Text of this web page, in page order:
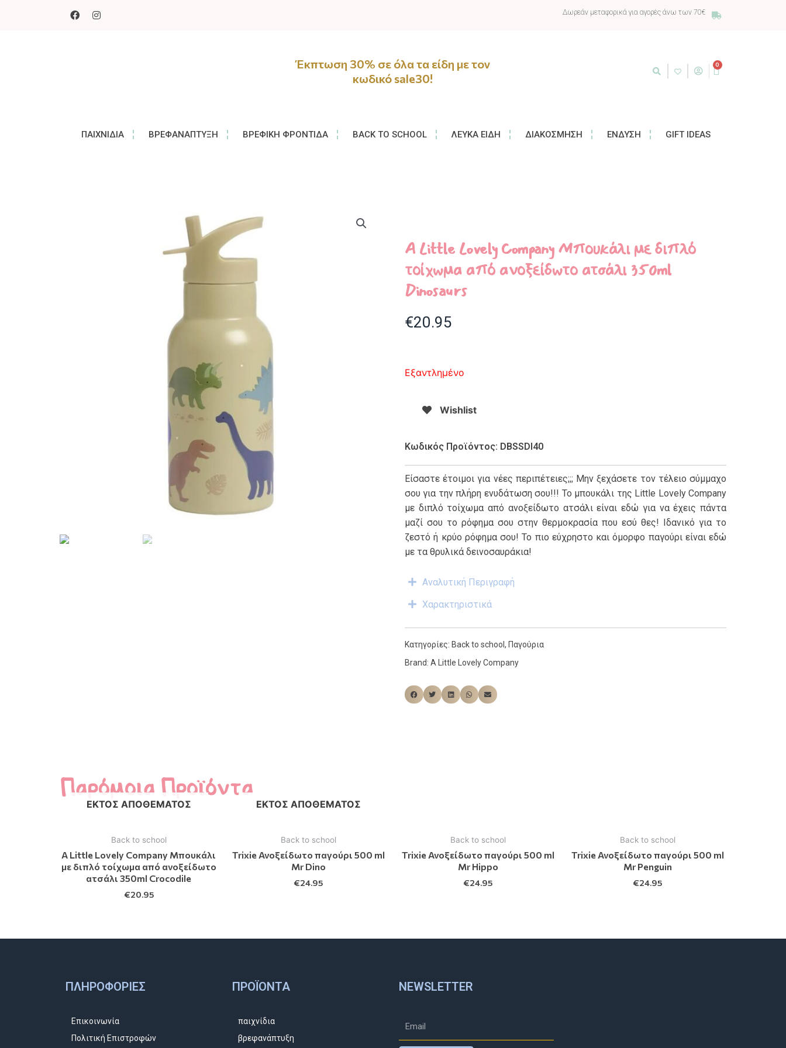
Δωρεάν μεταφορικά για αγορές άνω των 70€
Έκπτωση 30% σε όλα τα είδη με τον
κωδικό sale30!
0
ΠΑΙΧΝΊΔΙΑ ΒΡΕΦΑΝΆΠΤΥΞΗ ΒΡΕΦΙΚΉ ΦΡΟΝΤΊΔΑ BACK TO SCHOOL ΛΕΥΚΆ ΕΊΔΗ ΔΙΑΚΌΣΜΗΣΗ ΈΝΔΥΣΗ GIFT IDEAS
A Little Lovely Company Μπουκάλι με διπλό
τοίχωμα από ανοξείδωτο ατσάλι 350ml
Dinosaurs
€20.95
Εξαντλημένο
Wishlist
Κωδικός Προϊόντος: DBSSDI40
Είσαστε έτοιμοι για νέες περιπέτειες;;; Μην ξεχάσετε τον τέλειο σύμμαχο
σου για την πλήρη ενυδάτωση σου!!! Το μπουκάλι της Little Lovely Company
με διπλό τοίχωμα από ανοξείδωτο ατσάλι είναι εδώ για να έχεις πάντα
μαζί σου το ρόφημα σου στην θερμοκρασία που εσύ θες! Ιδανικό για το
ζεστό ή κρύο ρόφημα σου! Το πιο εύχρηστο και όμορφο παγούρι είναι εδώ
με τα θρυλικά δεινοσαυράκια!
Αναλυτική Περιγραφή
Χαρακτηριστικά
Κατηγορίες: Back to school , Παγούρια
Brand: A Little Lovely Company
Παρόμοια Προϊόντα
ΕΚΤΌΣ ΑΠΟΘΈΜΑΤΟΣ
Back to school
A Little Lovely Company Μπουκάλι
με διπλό τοίχωμα από ανοξείδωτο
ατσάλι 350ml Crocodile
€20.95
ΕΚΤΌΣ ΑΠΟΘΈΜΑΤΟΣ
Back to school
Trixie Ανοξείδωτο παγούρι 500 ml
Mr Dino
€24.95
Back to school
Trixie Ανοξείδωτο παγούρι 500 ml
Mr Hippo
€24.95
Back to school
Trixie Ανοξείδωτο παγούρι 500 ml
Mr Penguin
€24.95
ΠΛΗΡΟΦΟΡΊΕΣ
Επικοινωνία
Πολιτική Επιστροφών
ΠΡΟΪΌΝΤΑ
παιχνίδια
βρεφανάπτυξη
NEWSLETTER